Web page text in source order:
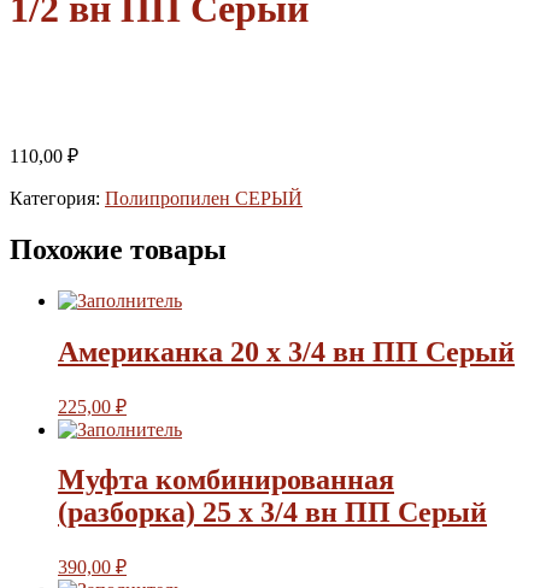
1/2 вн ПП Серый
110,00 ₽
Категория: Полипропилен СЕРЫЙ
Похожие товары
Американка 20 х 3/4 вн ПП Серый
225,00 ₽
Муфта комбинированная
(разборка) 25 х 3/4 вн ПП Серый
390,00 ₽